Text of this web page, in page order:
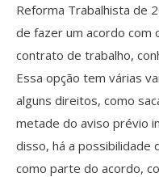
Reforma Trabalhista de
de fazer um acordo com
contrato de trabalho,
Essa opção tem várias
alguns direitos, como
metade do aviso prévio
disso, há a possibilidade
como parte do acordo,